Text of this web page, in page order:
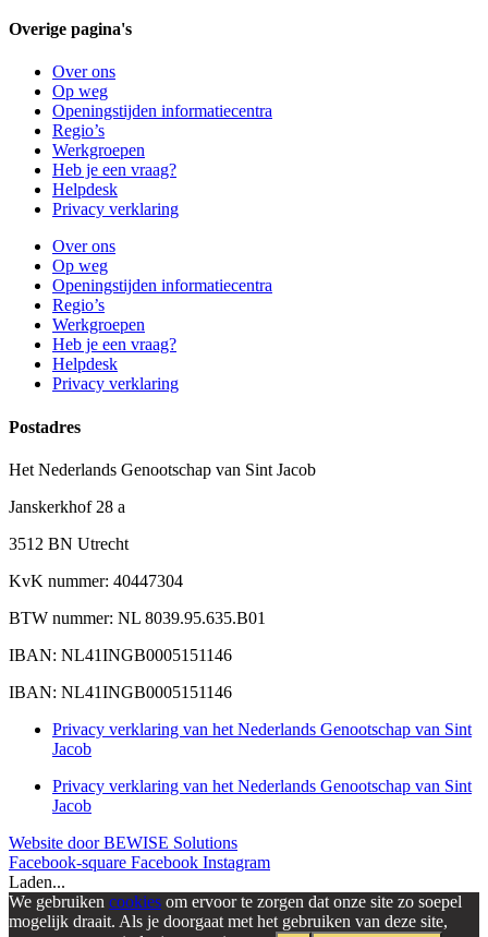
Overige pagina's
Over ons
Op weg
Openingstijden informatiecentra
Regio’s
Werkgroepen
Heb je een vraag?
Helpdesk
Privacy verklaring
Over ons
Op weg
Openingstijden informatiecentra
Regio’s
Werkgroepen
Heb je een vraag?
Helpdesk
Privacy verklaring
Postadres
Het Nederlands Genootschap van Sint Jacob
Janskerkhof 28 a
3512 BN Utrecht
KvK nummer: 40447304
BTW nummer: NL 8039.95.635.B01
IBAN: NL41INGB0005151146
IBAN: NL41INGB0005151146
Privacy verklaring van het Nederlands Genootschap van Sint
Jacob
Privacy verklaring van het Nederlands Genootschap van Sint
Jacob
Website door BEWISE Solutions
Facebook-square Facebook Instagram
Laden...
We gebruiken cookies om ervoor te zorgen dat onze site zo soepel
mogelijk draait. Als je doorgaat met het gebruiken van deze site,